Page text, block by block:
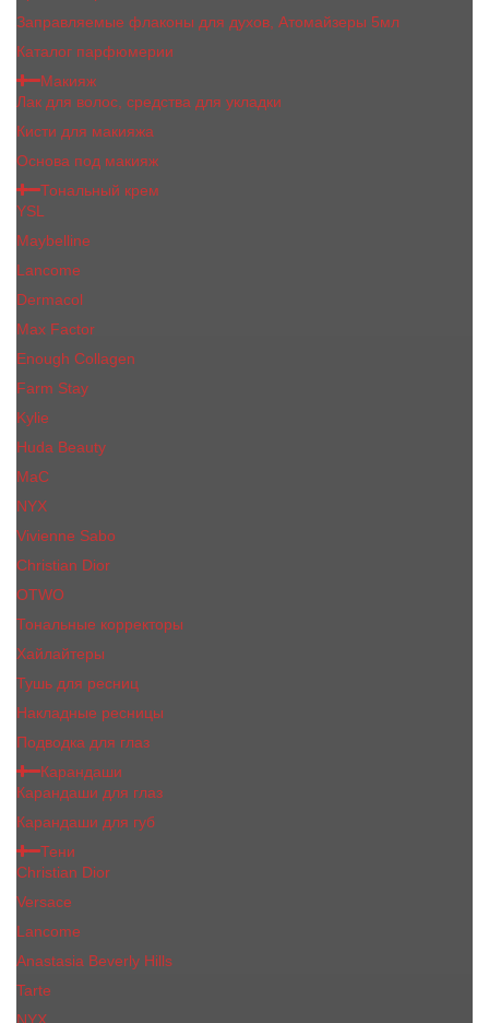
Заправляемые флаконы для духов, Атомайзеры 5мл
Каталог парфюмерии
Макияж
Лак для волос, средства для укладки
Кисти для макияжа
Основа под макияж
Тональный крем
YSL
Maybelline
Lancome
Dermacol
Max Factor
Enough Collagen
Farm Stay
Kylie
Huda Beauty
МаС
NYX
Vivienne Sabo
Сhristiаn Diоr
OTWO
Тональные корректоры
Хайлайтеры
Тушь для ресниц
Накладные ресницы
Подводка для глаз
Карандаши
Карандаши для глаз
Карандаши для губ
Тени
Christian Dior
Versace
Lancome
Anastasia Beverly Hills
Tarte